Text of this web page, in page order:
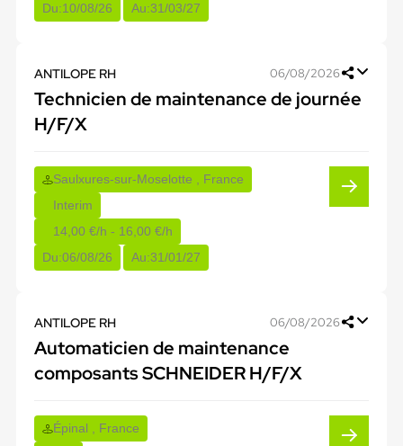
Du:10/08/26 Au:31/03/27
ANTILOPE RH 06/08/2026
Technicien de maintenance de journée
H/F/X
Saulxures-sur-Moselotte , France
Interim
14,00 €/h - 16,00 €/h
Du:06/08/26 Au:31/01/27
ANTILOPE RH 06/08/2026
Automaticien de maintenance
composants SCHNEIDER H/F/X
Épinal , France